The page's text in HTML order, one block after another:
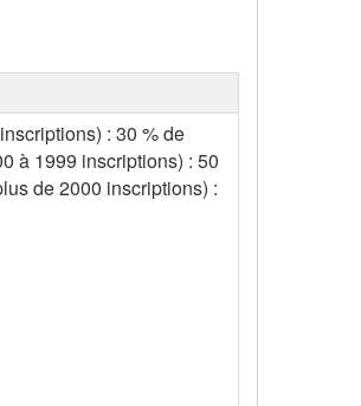
: 30 % de
à 1999 inscriptions) : 50
de 2000 inscriptions) :